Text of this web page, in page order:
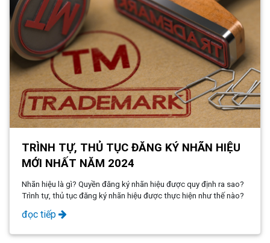
TRÌNH TỰ, THỦ TỤC ĐĂNG KÝ NHÃN HIỆU
MỚI NHẤT NĂM 2024
Nhãn hiệu là gì? Quyền đăng ký nhãn hiệu được quy định ra sao?
Trình tự, thủ tục đăng ký nhãn hiệu được thực hiện như thế nào?
đọc tiếp